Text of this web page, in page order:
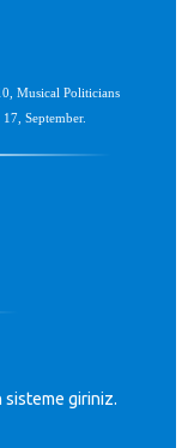
Musical Politicians
September.
sisteme giriniz.